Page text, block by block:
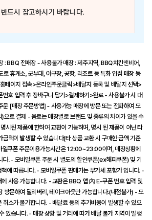
드시 참고하시기 바랍니다.
: BBQ 전매장 - 사용불가 매장 : 제주지역, BBQ치킨앤비어,
휴게소, 군부대, 야구장, 공항, 리조트 등 특화 입점 매장 등
페이지 접속>온라인주문클릭>배달지 등록 및 배달지 선택>
번호 입력 후 장바구니 담기>결제하기>완료 - 사용불가 시 대
[매장 주문방법] - 사용가능 매장에 방문 또는 전화하여 모
으로 결제 - 음료는 매장별로 브랜드 및 종류의 차이가 있을 수
시된 제품에 한하여 교환이 가능하며, 명시 된 제품이 아닌 타
금액이 발생할 수 있습니다(타 상품 교환 시 구매한 금액 기준
일쿠폰 주문이용가능시간은 12:00~23:00이며, 매장상황에
다. - 모바일쿠폰 주문 시 별도의 할인쿠폰(ex해피쿠폰) 및 기
에 따릅니다. - 모바일쿠폰 판매가는 부가세 포함가 입니다. -
에 사용 가능합니다. - 교환은 BBQ 앱 內 E-쿠폰 번호 입력 및
방문하여 딜리버리, 테이크아웃만 가능합니다.(내점불가) - 모
취소가 불가합니다. - 배달료 등의 추가비용이 발생할 수 있으
있습니다. - 매장 상황 및 거리에 따가 배달 불가 지역이 발생